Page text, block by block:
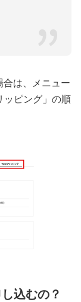
合は、メニュー
ッピング」の順
込むの？